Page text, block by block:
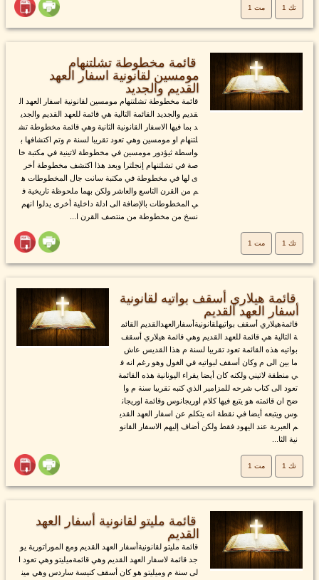
تك 1 مت 1
قائمة مخطوطة تشلتنهام
مومسين لقانونية اسفار العهد
القديم والجديد
قائمة مخطوطة تشلتنهام مومسين لقانونية اسفار العهد ال
قديم والجديد القائمة التالية هي قائمة للعهد القديم والجدي
د بما فيها الاسفار القانونية الثانية وهي قائمة مخطوطة تش
لتنهام او مومسين وهي تعود تقريبا لسنة م وتم اكتشافها ب
واسطة ثيؤدور مومسين في مخطوطة لاتينية في مكتبة خا
صة في تشلتنهام إنجلترا وبعد هذا اكتشف مخطوطة أخر
ى لها في مخطوطة في مكتبة سانت جال المخطوطات ه
م من القرن التاسع والعاشر ولكن بهما ملحوظة تاريخية ف
ي المخطوطات بالإضافة الى ادلة داخلية أخرى يدلوا انهم
نسخ من مخطوطة من منتصف القرن ا...
تك 1 مت 1
قائمة هيلاري أسقف بواتيه لقانونية
أسفار العهد القديم
قائمةهيلاري أسقف بواتيهلقانونيةأسفارالعهدالقديم القائم
ة التالية هي قائمة للعهد القديم وهي قائمة هيلاري أسقف
بواتيه هذه القائمة تعود تقريبا لسنة م هذا القديس عاش
ما بين الى م وكان أسقف لبواتيه في الغول وهو رغم انه ف
ي منطقة لاتيني ولكنه كان أيضا يقراء اليونانية هذه القائمة
تعود الى كتاب شرحه للمزامير الذي كتبه تقريبا سنة م وا
ضح ان قائمته هو يتبع فيها كلام اوريجانوس وقائمة اوريجان
وس ويتبعه أيضا في نقطة انه يتكلم عن اسفار العهد القدي
م العبرية عند اليهود فقط ولكن أضاف إليهم الاسفار القانو
نية الثا...
تك 1 مت 1
قائمة مليتو لقانونية أسفار العهد
القديم
قائمة مليتو لقانونيةأسفار العهد القديم ومع الموراتورية يو
جد قائمة لاسفار العهد القديم وهي قائمةميليتو وهي تعود ا
لى سنة م وميليتو هو كان أسقف كنيسة ساردس وهي مين